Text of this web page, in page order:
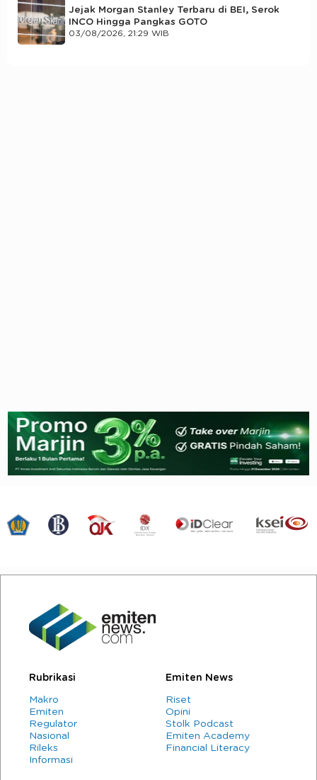
Jejak Morgan Stanley Terbaru di BEI, Serok
INCO Hingga Pangkas GOTO
03/08/2026, 21:29 WIB
Rubrikasi
Makro
Emiten
Regulator
Nasional
Rileks
Informasi
Emiten News
Riset
Opini
Stolk Podcast
Emiten Academy
Financial Literacy